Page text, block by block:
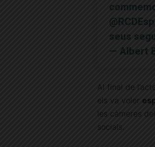
seus
— Albert
Al final de
els va voler
les càmeres
socials.